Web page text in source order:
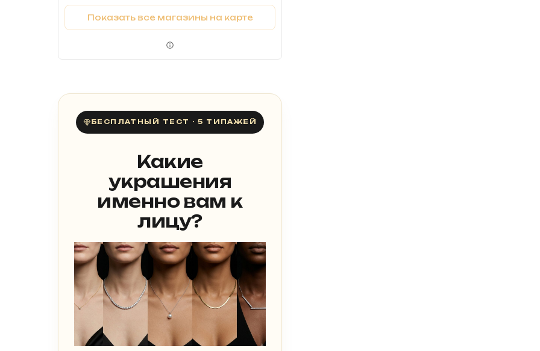
Показать все магазины на карте
БЕСПЛАТНЫЙ ТЕСТ · 5 ТИПАЖЕЙ
Какие
украшения
именно вам к
лицу?